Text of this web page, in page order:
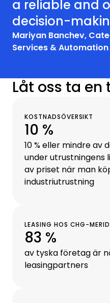
a reliable and
decision-
Mariyan Banchev,
Services &
Låt oss ta
KOSTNADSÖVERSIKT
10 %
10 % eller mindre av
under utrustningens
av priset när man
industriutrustning
LEASING HOS CHG-
83 %
av tyska företag är
leasingpartners